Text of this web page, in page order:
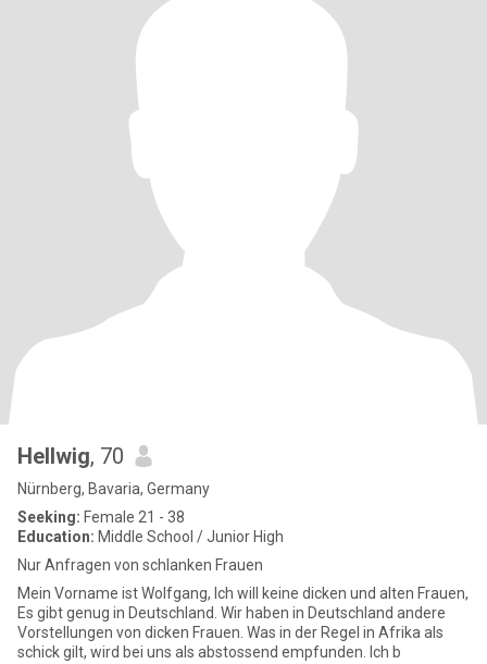
Hellwig, 70
Nürnberg, Bavaria, Germany
Seeking: Female 21 - 38
Education: Middle School / Junior High
Nur Anfragen von schlanken Frauen
Mein Vorname ist Wolfgang, Ich will keine dicken und alten Frauen,
Es gibt genug in Deutschland. Wir haben in Deutschland andere
Vorstellungen von dicken Frauen. Was in der Regel in Afrika als
schick gilt, wird bei uns als abstossend empfunden. Ich b